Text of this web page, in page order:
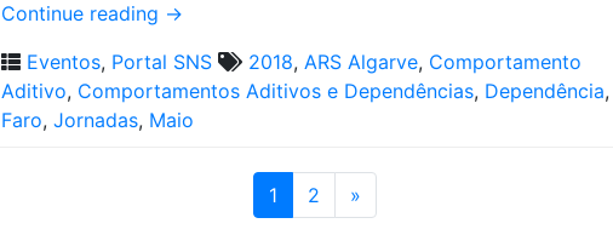
Continue reading →
Eventos, Portal SNS 2018, ARS Algarve, Comportamento
Aditivo, Comportamentos Aditivos e Dependências, Dependência,
Faro, Jornadas, Maio
1 2 »